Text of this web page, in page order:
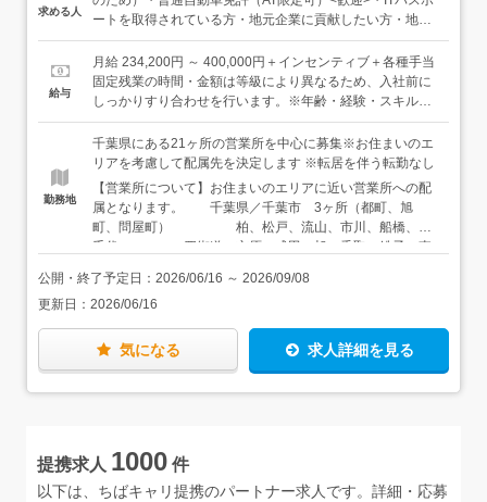
フが在籍しています→アドバイザーのボリュームゾーンは
後は…＞入社後は配属先の事務所にてOJT研修を実施。ま
ずは先輩から引き継ぐ予定のエリアのお客様先へ、先輩と
一緒に挨拶周りからスタート。同行の中で先輩の提案方法
や、メーカー研修へ参加するなど、製品についての知識な
ども1つずつ学んでいきましょう。3ヶ月を目安に、独り立
ちを目指していただきます。＜アドバイザーへのサポート
体制も抜群＞当社では各オフィスに在籍しているアシスタ
ントスタッフの他にも、本社に営業支援課を配置してお
り、製品情報に関することや見積作成などをメインに「提
案を行う上で困ったこと」への解決のサポートを行ってい
ます。「常に社内に分からないことを聞けるスタッフがい
る安心感」の中で仕事を進めることができます。また社内
チャットを利用したコミュニケーションも行っており、営
業支援課専用のルームでは過去の事例もすぐに確認できる
などのメリットも！他にも「毎朝の10分間の打ち合わせで
求める人
ートを取得されている方・地元企業に貢献したい方・地元
企業へ密着して働きたい方・素直な対応のできる方・コミ
ュニケーションを取ることが好きな方
給与
月給 234,200円 ～ 400,000円＋インセンティブ＋各種手当
固定残業の時間・金額は等級により異なるため、入社前に
しっかりすり合わせを行います。※年齢・経験・スキルを
考慮します＜年収例＞年収300万円／入社1年目（初年度想
定年収）年収350万円／入社3年目年収500万円／入社10年
目
勤務地
千葉県にある21ヶ所の営業所を中心に募集※お住まいのエ
リアを考慮して配属先を決定します ※転居を伴う転勤なし
【営業所について】お住まいのエリアに近い営業所への配
属となります。 千葉県／千葉市 3ヶ所（都町、旭
町、問屋町） 柏、松戸、流山、市川、船橋、八
千代 四街道、市原、成田、旭、香取、銚子、東
勤OK（勤務地による／面接時にお伝えします） ※お住ま
いのエリアを考慮して配属先を決定します ※転居を伴う
の勤務も可能です。お気軽にご相談ください。 東京都／
江東区亀戸、千代田区神田淡路町 茨城県／土浦 埼玉県
公開・終了予定日： 2026/06/16 ～ 2026/09/08
更新日： 2026/06/16
気になる 求人詳細を見る
提携求人 1000 件
以下は、ちばキャリ提携のパートナー求人です。詳細・応募